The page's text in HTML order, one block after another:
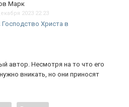
Марк
2023 22:23
Христа в
автор. Несмотря на то что его
вникать, но они приносят